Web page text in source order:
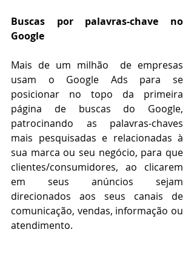
Buscas por palavras-chave no
Google
Mais de um milhão  de empresas
usam o Google Ads para se
posicionar no topo da primeira
página de buscas do Google,
patrocinando as palavras-chaves
mais pesquisadas e relacionadas à
sua marca ou seu negócio, para que
clientes/consumidores, ao clicarem
em seus anúncios sejam
direcionados aos seus canais de
comunicação, vendas, informação ou
atendimento.